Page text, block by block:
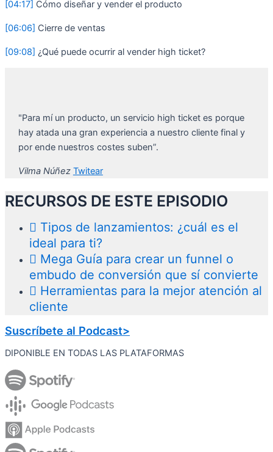
[04:17] Cómo diseñar y vender el producto
[06:06] Cierre de ventas
[09:08] ¿Qué puede ocurrir al vender high ticket?
"Para mí un producto, un servicio high ticket es porque
hay atada una gran experiencia a nuestro cliente final y
por ende nuestros costes suben”.
Vilma Núñez Twitear
RECURSOS DE ESTE EPISODIO
Tipos de lanzamientos: ¿cuál es el
ideal para ti?
Mega Guía para crear un funnel o
embudo de conversión que sí convierte
Herramientas para la mejor atención al
cliente
Suscríbete al Podcast>
DIPONIBLE EN TODAS LAS PLATAFORMAS